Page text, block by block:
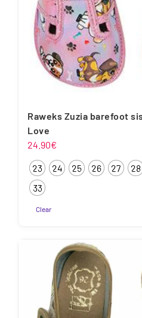
Raweks Zuzia barefoot
Love
24.90€
23 24 25 26 27 28
33
Clear
varianti.
Valikuid
saab